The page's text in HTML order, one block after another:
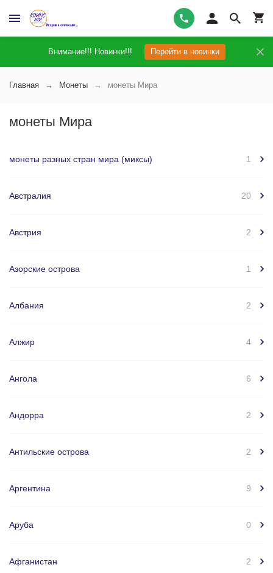
Внимание!!! Новинки!!! Перейти в новинки
Главная Монеты монеты Мира
монеты Мира
монеты разных стран мира (миксы) 1
Австралия 20
Австрия 2
Азорские острова 1
Албания 2
Алжир 4
Ангола 6
Андорра 2
Антильские острова 2
Аргентина 9
Аруба 0
Афганистан 2